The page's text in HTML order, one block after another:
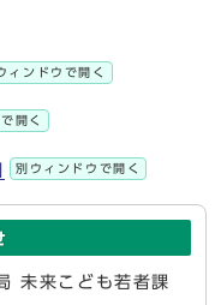
ィンドウで開く
開く
別ウィンドウで開く
未来こども若者課